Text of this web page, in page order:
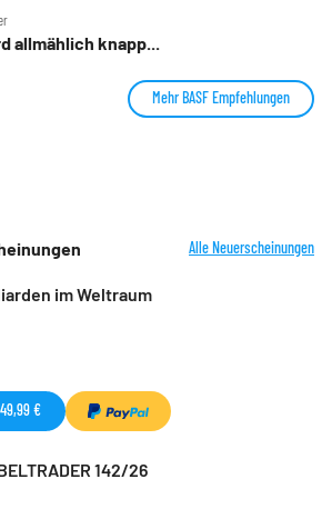
allmählich knapp...
Mehr BASF Empfehlungen
Alle Neuerscheinungen
im Weltraum
49,99 €
142/26